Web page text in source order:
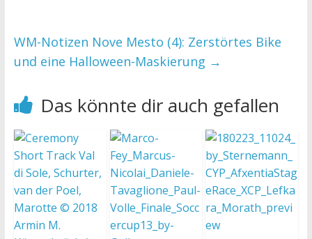
WM-Notizen Nove Mesto (4): Zerstörtes Bike
und eine Halloween-Maskierung →
Das könnte dir auch gefallen